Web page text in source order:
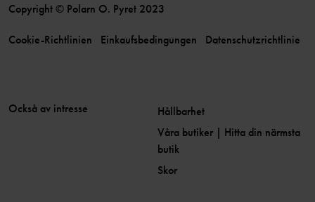
Copyright © Polarn O. Pyret 2023
Cookie-Richtlinien Einkaufsbedingungen Datenschutzrichtlinie
Också av intresse
Hållbarhet
Våra butiker | Hitta din närmsta
butik
Skor